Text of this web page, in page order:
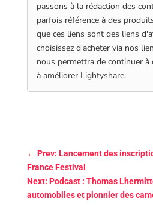
passons à la rédaction des
parfois référence à des
que ces liens sont des liens
choisissez d'acheter via nos
nous permettra de continuer à
à améliorer Lightyshare.
← Prev: Lancement des
France Festival
Next: Podcast : Thomas
automobiles et pionnier des